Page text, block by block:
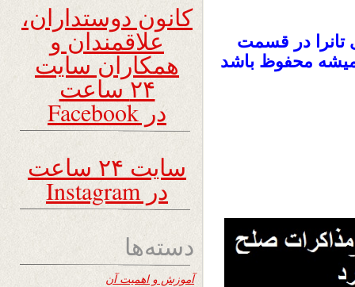
تانرا در قسمت
تا همیشه محفوظ باشد
کانون دوستداران،
علاقمندان و
همکاران سایت
۲۴ ساعت
در Facebook
سایت ۲۴ ساعت
در Instagram
دسته‌ها
آموزش و اهمیت آن